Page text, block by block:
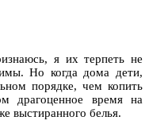
я их терпеть не
Но когда дома дети,
порядке, чем копить
драгоценное время на
выстиранного белья.